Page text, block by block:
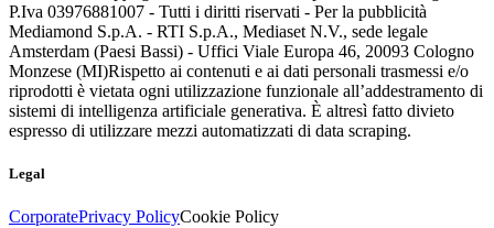
P.Iva 03976881007 - Tutti i diritti riservati - Per la pubblicità
Mediamond S.p.A. - RTI S.p.A., Mediaset N.V., sede legale
Amsterdam (Paesi Bassi) - Uffici Viale Europa 46, 20093 Cologno
Monzese (MI)Rispetto ai contenuti e ai dati personali trasmessi e/o
riprodotti è vietata ogni utilizzazione funzionale all’addestramento di
sistemi di intelligenza artificiale generativa. È altresì fatto divieto
espresso di utilizzare mezzi automatizzati di data scraping.
Legal
CorporatePrivacy PolicyCookie Policy